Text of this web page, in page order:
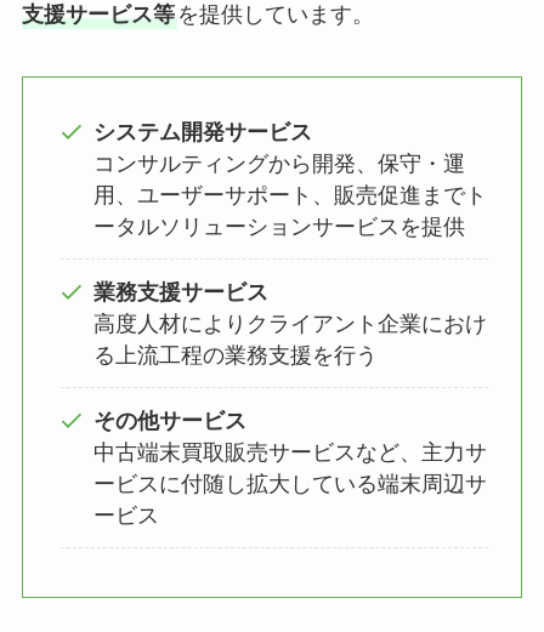
支援サービス等を提供しています。
システム開発サービス
コンサルティングから開発、保守・運
用、ユーザーサポート、販売促進までト
ータルソリューションサービスを提供
業務支援サービス
高度人材によりクライアント企業におけ
る上流工程の業務支援を行う
その他サービス
中古端末買取販売サービスなど、主力サ
ービスに付随し拡大している端末周辺サ
ービス